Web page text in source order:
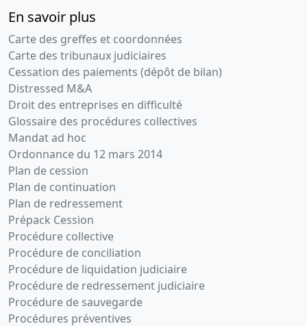
En savoir plus
Carte des greffes et coordonnées
Carte des tribunaux judiciaires
Cessation des paiements (dépôt de bilan)
Distressed M&A
Droit des entreprises en difficulté
Glossaire des procédures collectives
Mandat ad hoc
Ordonnance du 12 mars 2014
Plan de cession
Plan de continuation
Plan de redressement
Prépack Cession
Procédure collective
Procédure de conciliation
Procédure de liquidation judiciaire
Procédure de redressement judiciaire
Procédure de sauvegarde
Procédures préventives